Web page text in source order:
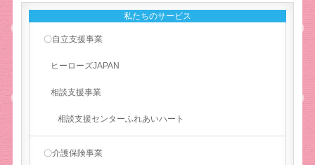
私たちのサービス
〇自立支援事業
ヒーローズJAPAN
相談支援事業
相談支援センターふれあいハート
〇介護保険事業